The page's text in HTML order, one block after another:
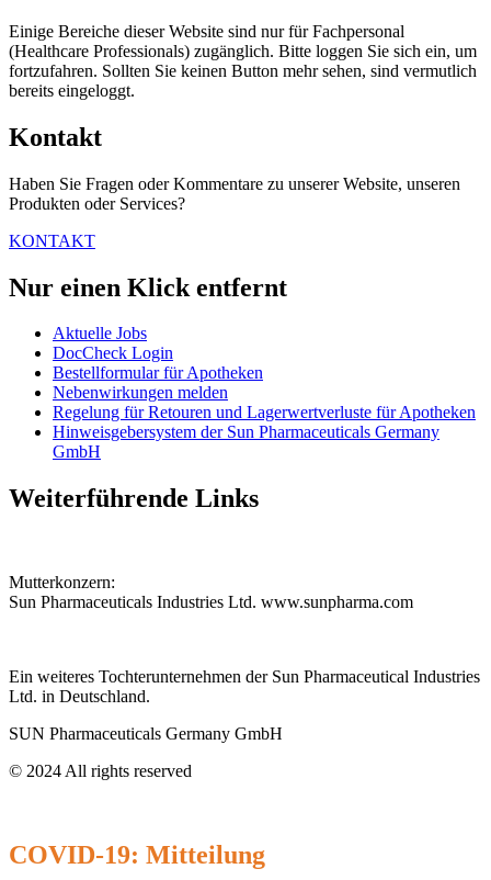
Einige Bereiche dieser Website sind nur für Fachpersonal
(Healthcare Professionals) zugänglich. Bitte loggen Sie sich ein, um
fortzufahren. Sollten Sie keinen Button mehr sehen, sind vermutlich
bereits eingeloggt.
Kontakt
Haben Sie Fragen oder Kommentare zu unserer Website, unseren
Produkten oder Services?
KONTAKT
Nur einen Klick entfernt
Aktuelle Jobs
DocCheck Login
Bestellformular für Apotheken
Nebenwirkungen melden
Regelung für Retouren und Lagerwertverluste für Apotheken
Hinweisgebersystem der Sun Pharmaceuticals Germany
GmbH
Weiterführende Links
Mutterkonzern:
Sun Pharmaceuticals Industries Ltd. www.sunpharma.com
Ein weiteres Tochterunternehmen der Sun Pharmaceutical Industries
Ltd. in Deutschland.
SUN Pharmaceuticals Germany GmbH
© 2024 All rights reserved​
COVID-19: Mitteilung